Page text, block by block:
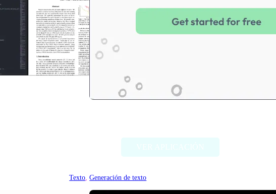
Texto, Generación de texto